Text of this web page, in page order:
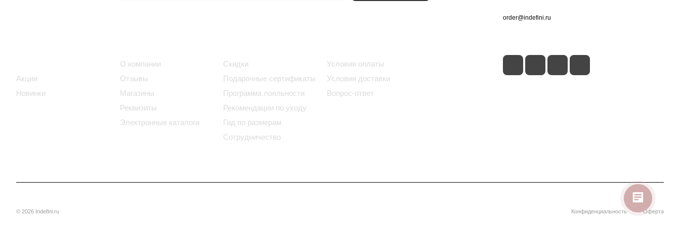
Акции
Новинки
О компании
Отзывы
Магазины
Реквизиты
Электронные каталоги
Скидки
Подарочные сертификаты
Программа лояльности
Рекомендации по уходу
Гид по размерам
Сотрудничество
Условия оплаты
Условия доставки
Вопрос-ответ
order@indefini.ru
© 2026 Indefini.ru Конфиденциальность Оферта